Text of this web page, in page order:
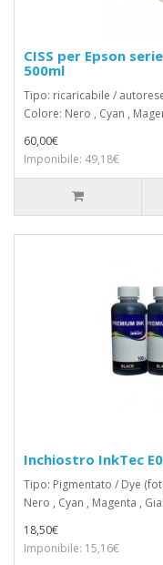
CISS per Epson
500ml
Tipo: ricaricabile /
Colore: Nero , Cyan ,
60,00€
Imponibile: 49,18€
Inchiostro InkTec
Tipo: Pigmentato / Dye
Nero , Cyan , Magenta ,
18,50€
Imponibile: 15,16€